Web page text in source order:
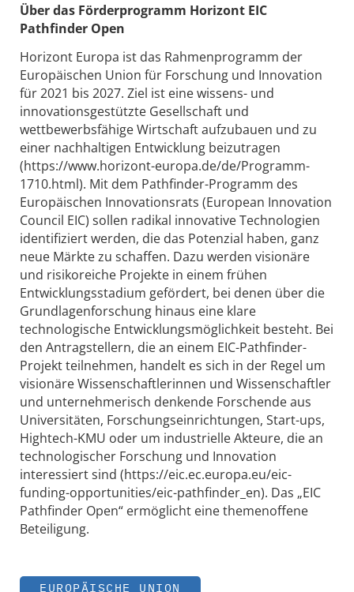
Über das Förderprogramm Horizont EIC
Pathfinder Open
Horizont Europa ist das Rahmenprogramm der
Europäischen Union für Forschung und Innovation
für 2021 bis 2027. Ziel ist eine wissens- und
innovationsgestützte Gesellschaft und
wettbewerbsfähige Wirtschaft aufzubauen und zu
einer nachhaltigen Entwicklung beizutragen
(https://www.horizont-europa.de/de/Programm-
1710.html). Mit dem Pathfinder-Programm des
Europäischen Innovationsrats (European Innovation
Council EIC) sollen radikal innovative Technologien
identifiziert werden, die das Potenzial haben, ganz
neue Märkte zu schaffen. Dazu werden visionäre
und risikoreiche Projekte in einem frühen
Entwicklungsstadium gefördert, bei denen über die
Grundlagenforschung hinaus eine klare
technologische Entwicklungsmöglichkeit besteht. Bei
den Antragstellern, die an einem EIC-Pathfinder-
Projekt teilnehmen, handelt es sich in der Regel um
visionäre Wissenschaftlerinnen und Wissenschaftler
und unternehmerisch denkende Forschende aus
Universitäten, Forschungseinrichtungen, Start-ups,
Hightech-KMU oder um industrielle Akteure, die an
technologischer Forschung und Innovation
interessiert sind (https://eic.ec.europa.eu/eic-
funding-opportunities/eic-pathfinder_en). Das „EIC
Pathfinder Open“ ermöglicht eine themenoffene
Beteiligung.
EUROPÄISCHE UNION